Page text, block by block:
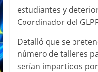
estudiantes y
Coordinador del
Detalló que se
número de talleres
serían impartidos